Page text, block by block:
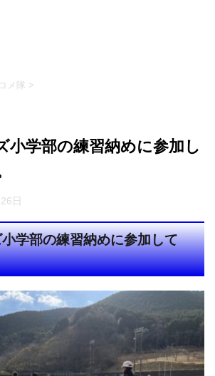
メ隊 >
小学部の練習納めに参加し
日
学部の練習納めに参加して